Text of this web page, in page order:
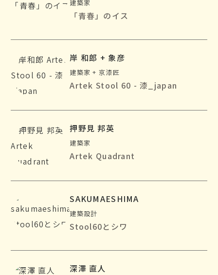
建築家
「青春」のイス
岸 和郎 + 象彦
建築家 + 京漆匠
Artek Stool 60 - 漆_japan
押野見 邦英
建築家
Artek Quadrant
SAKUMAESHIMA
建築設計
Stool60とシワ
深澤 直人